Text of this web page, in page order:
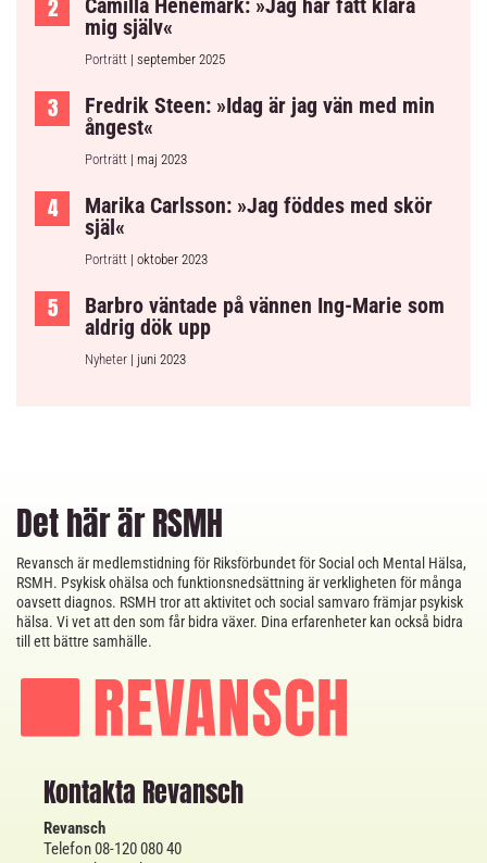
Camilla Henemark: »Jag har fått klara
mig själv«
Porträtt | september 2025
Fredrik Steen: »Idag är jag vän med min
ångest«
Porträtt | maj 2023
Marika Carlsson: »Jag föddes med skör
själ«
Porträtt | oktober 2023
Barbro väntade på vännen Ing-Marie som
aldrig dök upp
Nyheter | juni 2023
Det här är RSMH
Revansch är medlemstidning för Riksförbundet för Social och Mental Hälsa,
RSMH. Psykisk ohälsa och funktionsnedsättning är verkligheten för många
oavsett diagnos. RSMH tror att aktivitet och social samvaro främjar psykisk
hälsa. Vi vet att den som får bidra växer. Dina erfarenheter kan också bidra
till ett bättre samhälle.
Kontakta Revansch
Revansch
Telefon 08-120 080 40